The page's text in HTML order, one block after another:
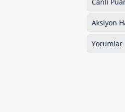
Aksiyon
Yorumlar